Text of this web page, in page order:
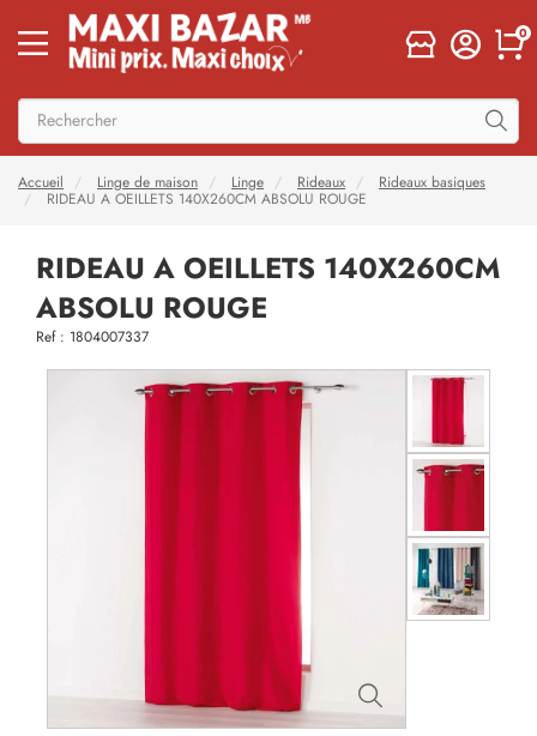
0
Accueil Linge de maison Linge Rideaux
Rideaux basiques
RIDEAU A OEILLETS 140X260CM ABSOLU ROUGE
RIDEAU A OEILLETS 140X260CM
ABSOLU ROUGE
Ref : 1804007337